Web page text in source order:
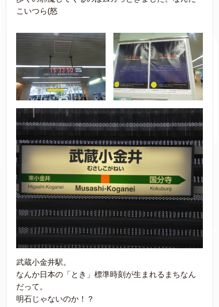
こいつら(怒
武蔵小金井駅。
なんか日本の「とき」標準時刻が生まれるまちなん
だって。
明石じゃないのか！？